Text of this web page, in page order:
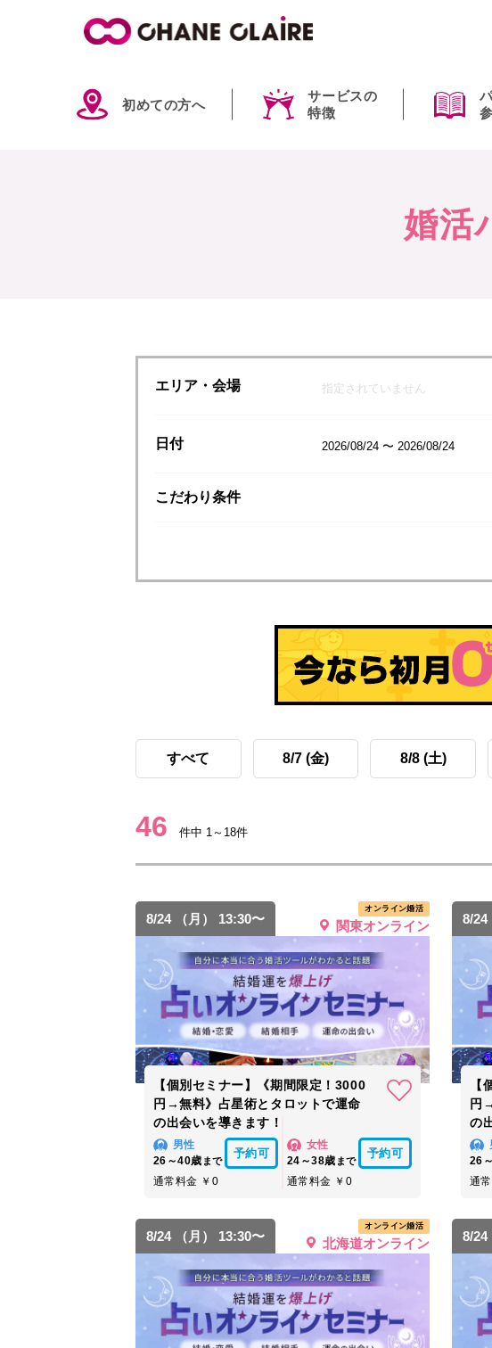
初めての方へ
サービスの
特徴
婚活
エリア・会場 指定されていません
日付 2026/08/24 〜 2026/08/24
こだわり条件
すべて 8/7 (金) 8/8 (土)
46 件中 1～18件
8/24 （月） 13:30〜
オンライン婚活
関東オンライン
【個別セミナー】《期間限定！3000
円→無料》占星術とタロットで運命
の出会いを導きます！
男性
26～40歳 まで
予約可
通常料金 ￥0
女性
24～38歳 まで
予約可
通常料金 ￥0
8/24
【
円
の
26
通
8/24 （月） 13:30〜
オンライン婚活
北海道オンライン 8/24